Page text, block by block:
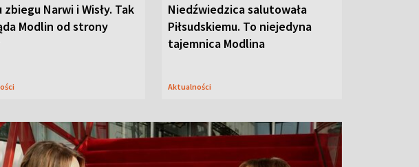
zbiegu Narwi i Wisły. Tak
Modlin od strony
Niedźwiedzica salutowała
Piłsudskiemu. To niejedyna
tajemnica Modlina
Aktualności